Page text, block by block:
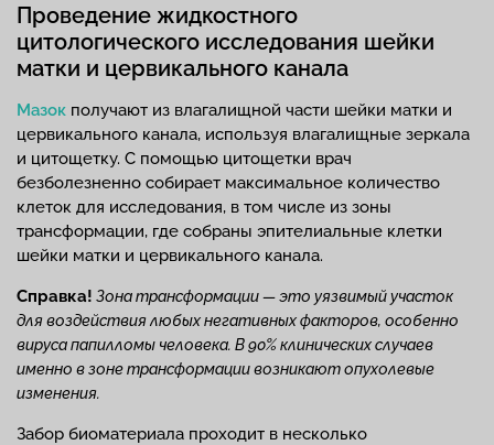
Проведение жидкостного
цитологического исследования шейки
матки и цервикального канала
Мазок получают из влагалищной части шейки матки и
цервикального канала, используя влагалищные зеркала
и цитощетку. С помощью цитощетки врач
безболезненно собирает максимальное количество
клеток для исследования, в том числе из зоны
трансформации, где собраны эпителиальные клетки
шейки матки и цервикального канала.
Справка! Зона трансформации — это уязвимый участок
для воздействия любых негативных факторов, особенно
вируса папилломы человека. В 90% клинических случаев
именно в зоне трансформации возникают опухолевые
изменения.
Забор биоматериала проходит в несколько